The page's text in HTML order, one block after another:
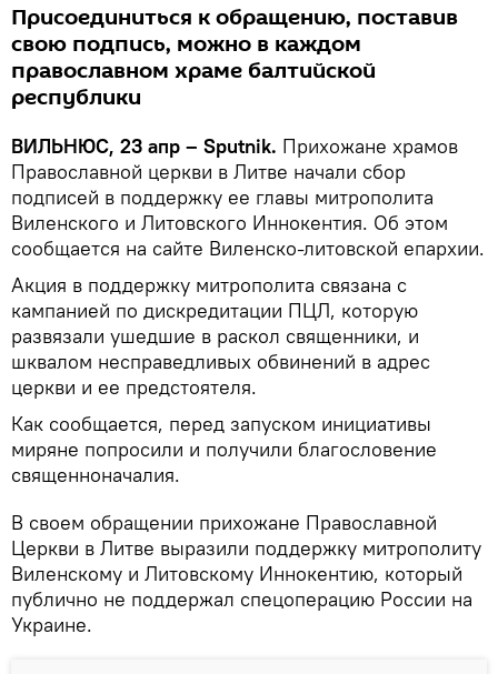
Присоединиться к обращению, поставив
свою подпись, можно в каждом
православном храме балтийской
республики
ВИЛЬНЮС, 23 апр – Sputnik. Прихожане храмов
Православной церкви в Литве начали сбор
подписей в поддержку ее главы митрополита
Виленского и Литовского Иннокентия. Об этом
сообщается на сайте Виленско-литовской епархии.
Акция в поддержку митрополита связана с
кампанией по дискредитации ПЦЛ, которую
развязали ушедшие в раскол священники, и
шквалом несправедливых обвинений в адрес
церкви и ее предстоятеля.
Как сообщается, перед запуском инициативы
миряне попросили и получили благословение
священноначалия.
В своем обращении прихожане Православной
Церкви в Литве выразили поддержку митрополиту
Виленскому и Литовскому Иннокентию, который
публично не поддержал спецоперацию России на
Украине.